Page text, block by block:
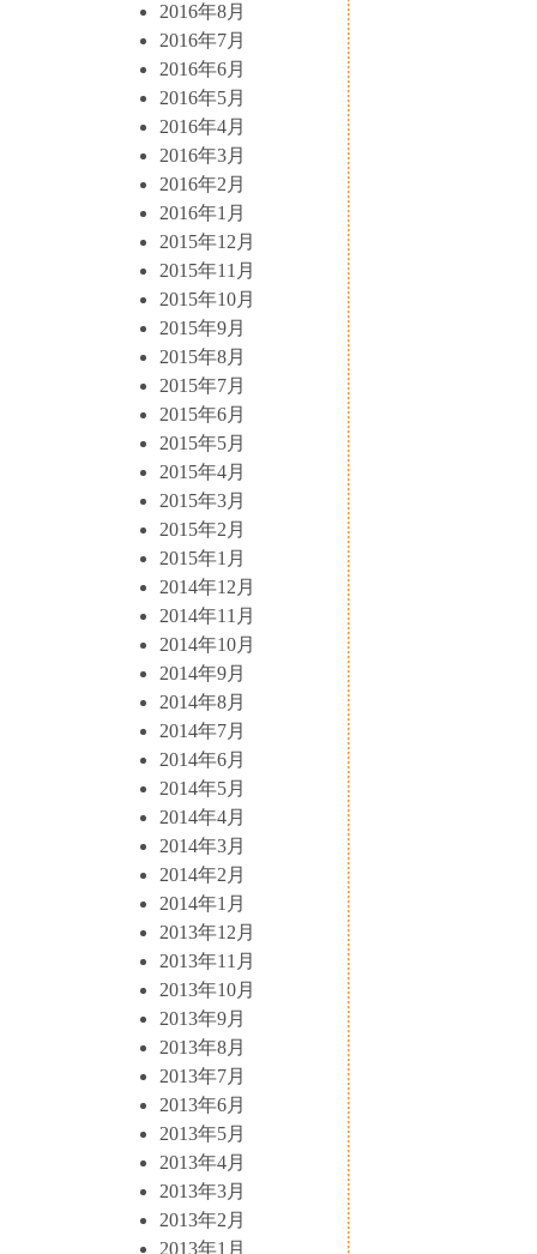
2016年8月
2016年7月
2016年6月
2016年5月
2016年4月
2016年3月
2016年2月
2016年1月
2015年12月
2015年11月
2015年10月
2015年9月
2015年8月
2015年7月
2015年6月
2015年5月
2015年4月
2015年3月
2015年2月
2015年1月
2014年12月
2014年11月
2014年10月
2014年9月
2014年8月
2014年7月
2014年6月
2014年5月
2014年4月
2014年3月
2014年2月
2014年1月
2013年12月
2013年11月
2013年10月
2013年9月
2013年8月
2013年7月
2013年6月
2013年5月
2013年4月
2013年3月
2013年2月
2013年1月